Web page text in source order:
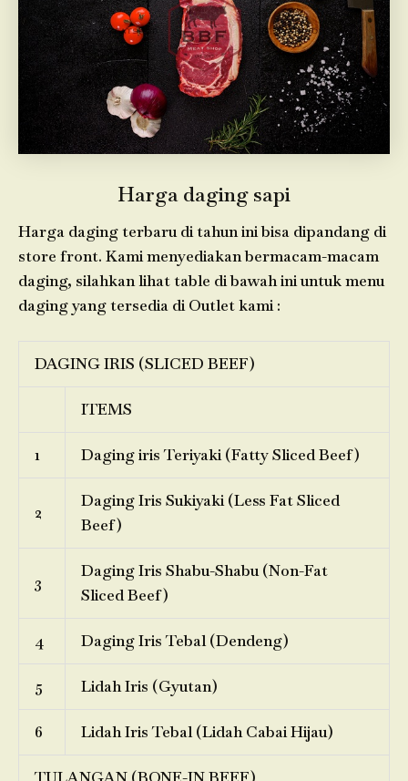
Harga daging sapi
Harga daging terbaru di tahun ini bisa dipandang di
store front. Kami menyediakan bermacam-macam
daging, silahkan lihat table di bawah ini untuk menu
daging yang tersedia di Outlet kami :
DAGING IRIS (SLICED BEEF)
ITEMS
1 Daging iris Teriyaki (Fatty Sliced Beef)
2
Daging Iris Sukiyaki (Less Fat Sliced
Beef)
3
Daging Iris Shabu-Shabu (Non-Fat
Sliced Beef)
4 Daging Iris Tebal (Dendeng)
5 Lidah Iris (Gyutan)
6 Lidah Iris Tebal (Lidah Cabai Hijau)